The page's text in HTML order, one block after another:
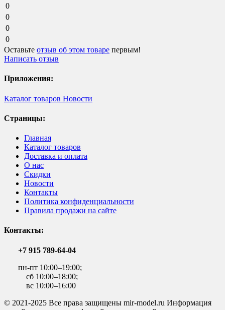
0
0
0
0
Оставьте отзыв об этом товаре первым!
Написать отзыв
Приложения:
Каталог товаров Новости
Страницы:
Главная
Каталог товаров
Доставка и оплата
О нас
Скидки
Новости
Контакты
Политика конфиденциальности
Правила продажи на сайте
Контакты:
+7 915 789-64-04
пн-пт 10:00–19:00;
сб 10:00–18:00;
вс 10:00–16:00
© 2021-2025 Все права защищены mir-model.ru Информация